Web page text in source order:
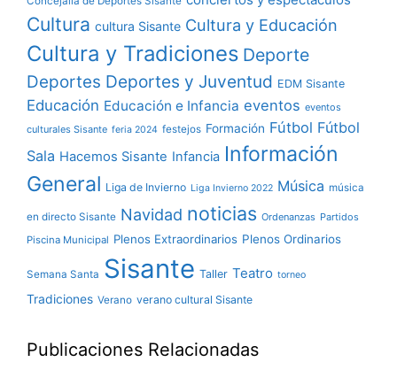
Cultura cultura Sisante Cultura y Educación
Cultura y Tradiciones Deporte
Deportes Deportes y Juventud EDM Sisante
Educación Educación e Infancia eventos eventos
culturales Sisante feria 2024 festejos Formación Fútbol Fútbol
Sala Hacemos Sisante Infancia Información
General Liga de Invierno Liga Invierno 2022 Música música
en directo Sisante Navidad noticias Ordenanzas Partidos
Piscina Municipal Plenos Extraordinarios Plenos Ordinarios
Semana Santa Sisante Taller Teatro torneo
Tradiciones Verano verano cultural Sisante
Publicaciones Relacionadas